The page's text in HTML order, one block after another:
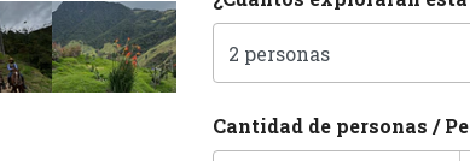
Cantidad de personas /